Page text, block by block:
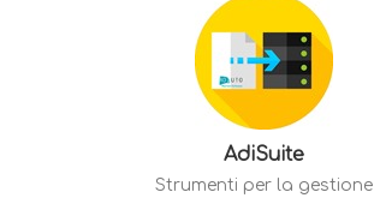
AdiSuite
Strumenti per la gestione